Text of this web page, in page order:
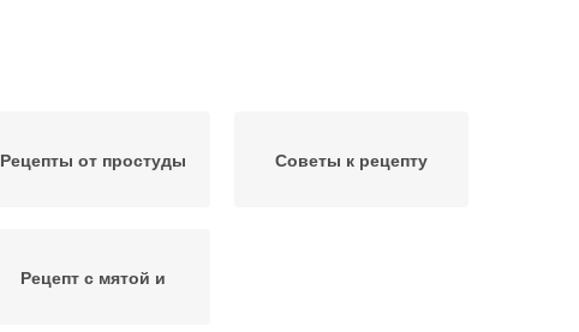
Рецепты от простуды Советы к рецепту
Рецепт с мятой и